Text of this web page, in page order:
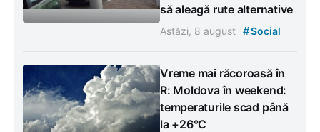
să aleagă rute alternative
Astăzi, 8 august #Social
Vreme mai răcoroasă în
R: Moldova în weekend:
temperaturile scad până
la +26°C